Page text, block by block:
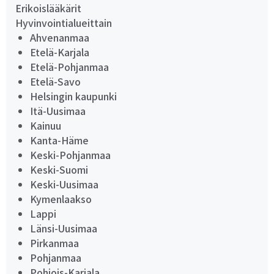
Erikoislääkärit
Hyvinvointialueittain
Ahvenanmaa
Etelä-Karjala
Etelä-Pohjanmaa
Etelä-Savo
Helsingin kaupunki
Itä-Uusimaa
Kainuu
Kanta-Häme
Keski-Pohjanmaa
Keski-Suomi
Keski-Uusimaa
Kymenlaakso
Lappi
Länsi-Uusimaa
Pirkanmaa
Pohjanmaa